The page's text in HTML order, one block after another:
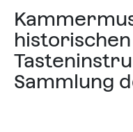
historischen
Sammlung